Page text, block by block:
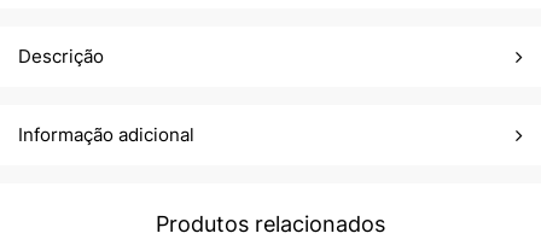
Descrição
Informação adicional
Produtos relacionados